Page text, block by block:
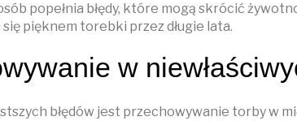
popełnia błędy, które mogą skrócić
pięknem torebki przez długie lata.
w
błędów jest przechowywanie torby w